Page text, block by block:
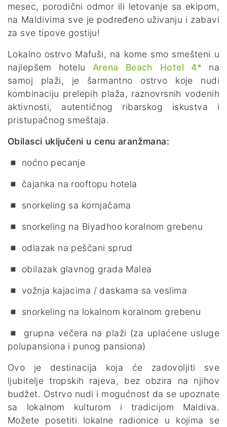
mesec, porodični odmor ili letovanje sa ekipom,
na Maldivima sve je podređeno uživanju i zabavi
za sve tipove gostiju!
Lokalno ostrvo Mafuši, na kome smo smešteni u
najlepšem hotelu Arena Beach Hotel 4* na
samoj plaži, je šarmantno ostrvo koje nudi
kombinaciju prelepih plaža, raznovrsnih vodenih
aktivnosti, autentičnog ribarskog iskustva i
pristupačnog smeštaja.
Obilasci uključeni u cenu aranžmana:
◾ noćno pecanje
◾ čajanka na rooftopu hotela
◾ snorkeling sa kornjačama
◾ snorkeling na Biyadhoo koralnom grebenu
◾ odlazak na peščani sprud
◾ obilazak glavnog grada Malea
◾ vožnja kajacima / daskama sa veslima
◾ snorkeling na lokalnom koralnom grebenu
◾ grupna večera na plaži (za uplaćene usluge
polupansiona i punog pansiona)
Ovo je destinacija koja će zadovoljiti sve
ljubitelje tropskih rajeva, bez obzira na njihov
budžet. Ostrvo nudi i mogućnost da se upoznate
sa lokalnom kulturom i tradicijom Maldiva.
Možete posetiti lokalne radionice u kojima se